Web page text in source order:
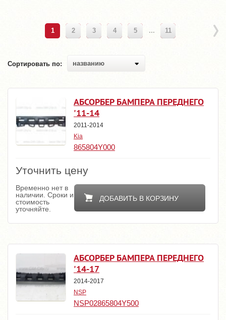
1 2 3 4 5 ... 11
Сортировать по: названию
АБСОРБЕР БАМПЕРА ПЕРЕДНЕГО
'11-14
2011-2014
Kia
865804Y000
Уточнить цену
ДОБАВИТЬ В КОРЗИНУ
Временно нет в
наличии. Сроки и
стоимость
уточняйте.
АБСОРБЕР БАМПЕРА ПЕРЕДНЕГО
'14-17
2014-2017
NSP
NSP02865804Y500